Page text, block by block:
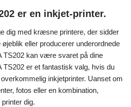
er en inkjet-printer.
dig med kræsne printere, der sidder
eller producerer underordnede
TS202 kan være svaret på dine
TS202 er et fantastisk valg, hvis du
inkjetprinter. Uanset om
fotos eller en kombination,
dig.